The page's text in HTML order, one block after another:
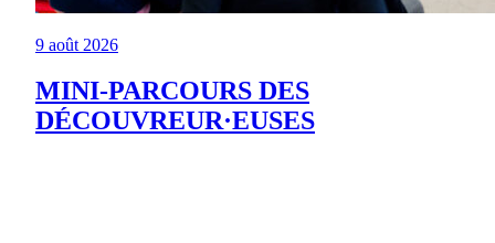
9 août 2026
MINI-PARCOURS DES
DÉCOUVREUR·EUSES